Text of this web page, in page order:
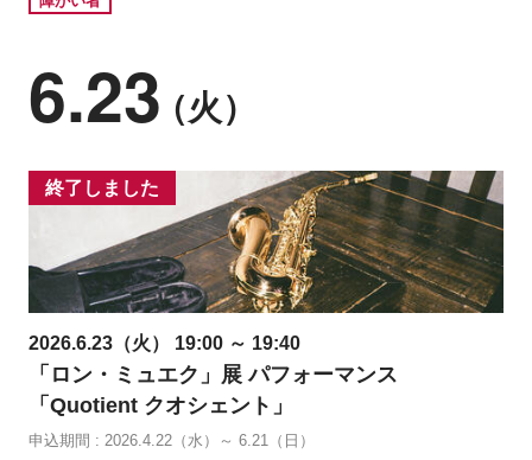
6.23（火）
終了しました
2026.6.23（火） 19:00 ～ 19:40
「ロン・ミュエク」展 パフォーマンス
「Quotient クオシェント」
申込期間 : 2026.4.22（水）～ 6.21（日）